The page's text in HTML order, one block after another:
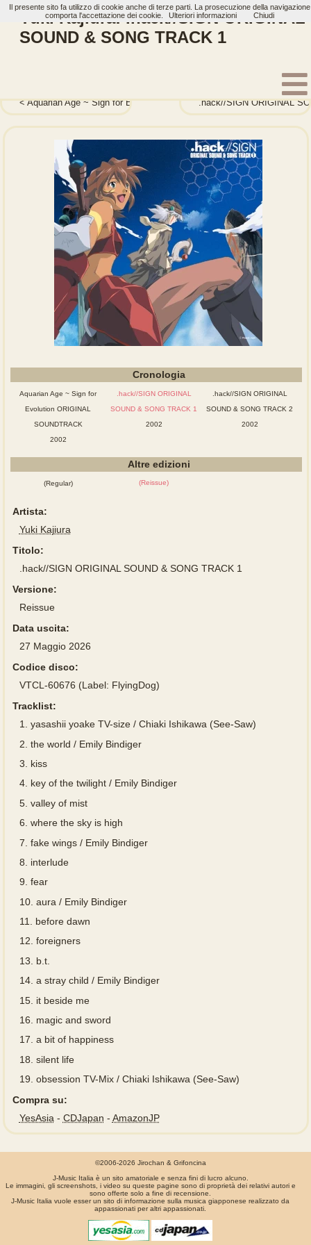
Yuki Kajiura: .hack//SIGN ORIGINAL
SOUND & SONG TRACK 1
Aquarian Age ~ Sign for Evolution ORIGINAL SOUNDTRACK
.hack//SIGN ORIGINAL
Cronologia
Aquarian Age ~ Sign for
Evolution ORIGINAL
SOUNDTRACK
2002
.hack//SIGN ORIGINAL
SOUND & SONG TRACK 1
2002
.hack//SIGN ORIGINAL
SOUND & SONG TRACK 2
2002
Altre edizioni
(Regular) (Reissue)
Artista:
Yuki Kajiura
Titolo:
.hack//SIGN ORIGINAL SOUND & SONG TRACK 1
Versione:
Reissue
Data uscita:
27 Maggio 2026
Codice disco:
VTCL-60676 (Label: FlyingDog)
Tracklist:
1.
yasashii yoake TV-size / Chiaki Ishikawa (See-Saw)
2. the world / Emily Bindiger
3.
kiss
4. key of the twilight / Emily Bindiger
5. valley of mist
6. where the sky is high
7. fake wings / Emily Bindiger
8.
interlude
9. fear
10. aura / Emily Bindiger
11.
before dawn
12. foreigners
13.
b.t.
14. a stray child / Emily Bindiger
15. it beside me
16.
magic and sword
17. a bit of happiness
18. silent life
19. obsession TV-Mix / Chiaki Ishikawa (See-Saw)
Compra su:
YesAsia- CDJapan - AmazonJP
©2006-2026 Jirochan & Grifoncina
J-Music Italia è un sito amatoriale e senza fini di lucro alcuno.
Le immagini, gli screenshots, i video su queste pagine sono di proprietà dei relativi autori e
sono offerte solo a fine di recensione.
J-Music Italia vuole esser un sito di informazione sulla musica giapponese realizzato da
appassionati per altri appassionati.
Il presente sito fa utilizzo di cookie anche di terze parti. La prosecuzione della navigazione
comporta l'accettazione dei cookie.
Ulteriori informazioni Chiudi